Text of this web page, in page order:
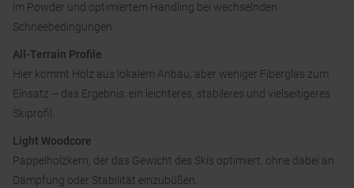
im Powder und optimiertem Handling bei wechselnden
Schneebedingungen.
All-Terrain Profile
Hier kommt Holz aus lokalem Anbau, aber weniger Fiberglas zum
Einsatz – das Ergebnis: ein leichteres, stabileres und vielseitigeres
Skiprofil.
Light Woodcore
Pappelholzkern, der das Gewicht des Skis optimiert, ohne dabei an
Dämpfung oder Stabilität einzubüßen.